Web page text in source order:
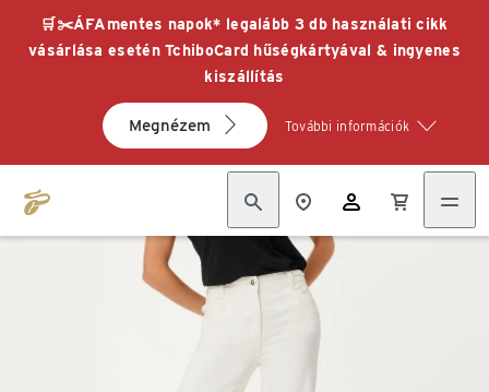
🛒✂️ÁFAmentes napok* legalább 3 db használati cikk
vásárlása esetén TchiboCard hűségkártyával & ingyenes
kiszállítás
Megnézem További információk